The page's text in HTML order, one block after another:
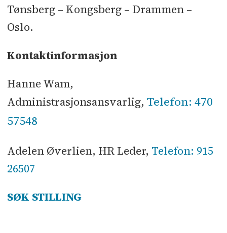
Tønsberg – Kongsberg – Drammen –
Oslo.
Kontaktinformasjon
Hanne Wam,
Administrasjonsansvarlig, Telefon: 470
57548
Adelen Øverlien, HR Leder, Telefon: 915
26507
SØK STILLING